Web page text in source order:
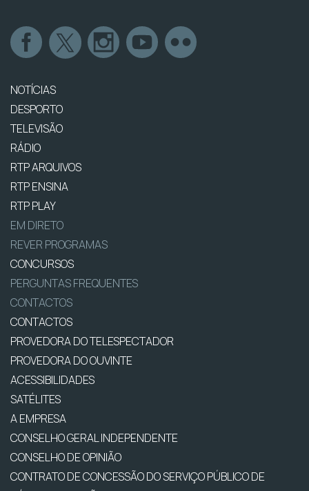
NOTÍCIAS
DESPORTO
TELEVISÃO
RÁDIO
RTP ARQUIVOS
RTP ENSINA
RTP PLAY
EM DIRETO
REVER PROGRAMAS
CONCURSOS
PERGUNTAS FREQUENTES
CONTACTOS
CONTACTOS
PROVEDORA DO TELESPECTADOR
PROVEDORA DO OUVINTE
ACESSIBILIDADES
SATÉLITES
A EMPRESA
CONSELHO GERAL INDEPENDENTE
CONSELHO DE OPINIÃO
CONTRATO DE CONCESSÃO DO SERVIÇO PÚBLICO DE